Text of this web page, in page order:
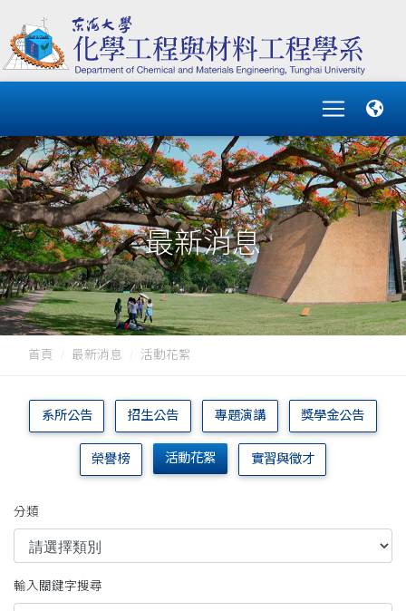
最新消息
首頁 最新消息 活動花絮
系所公告 招生公告 專題演講 獎學金公告
榮譽榜 活動花絮 實習與徵才
分類
輸入關鍵字搜尋